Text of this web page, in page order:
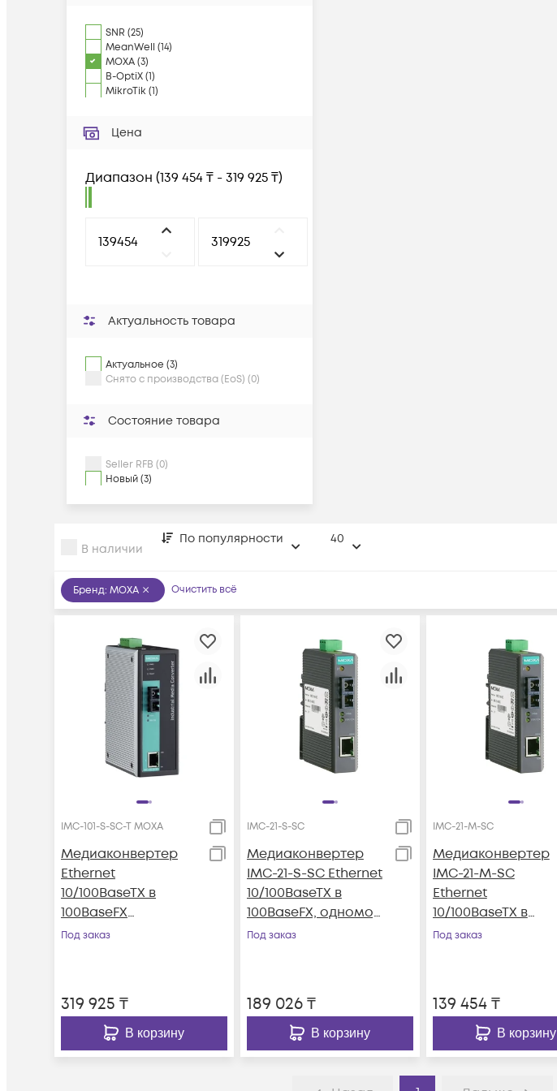
SNR (25)
MeanWell (14)
MOXA(3)
B-OptiX(1)
MikroTik(1)
Цена
Диапазон (139 454 ₸ - 319 925 ₸)
Актуальность товара
Актуальное (3)
Снято с производства (EoS) (0)
Состояние товара
Seller RFB (0)
Новый (3)
В наличии
По популярности 40
Бренд: MOXA Очистить всё
IMC-101-S-SC-T MOXA
Медиаконвертер
Ethernet
10/100BaseTX в
100BaseFX
(одномодовое
расширенным
диапазоном
температур MOXA
Под заказ
319 925 ₸
В корзину
IMC-21-S-SC
Медиаконвертер
IMC-21-S-SC Ethernet
10/100BaseTX в
100BaseFX, одномод
MOXA
Под заказ
189 026₸
В корзину
IMC-21-M-SC
Медиаконвертер
IMC-21-M-SC
Ethernet
10/100BaseTX в
100BaseFX,
Под заказ
139 454₸
В корзину